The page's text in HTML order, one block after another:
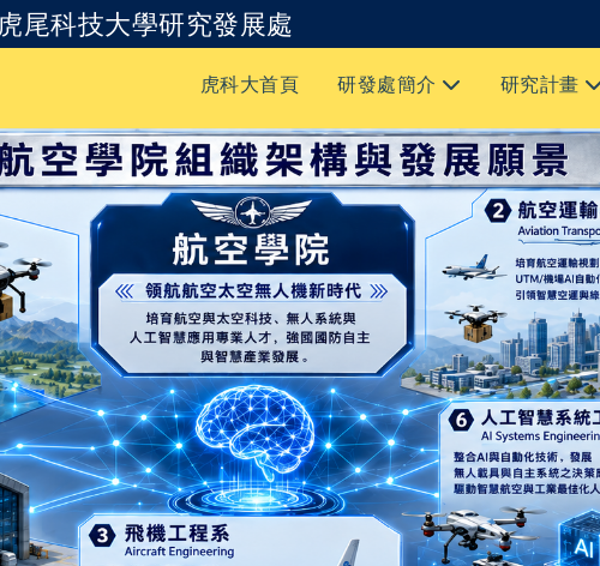
尾科技大學研究發展處
跳到主要內容
虎科大首頁
研發處簡介 研究計畫